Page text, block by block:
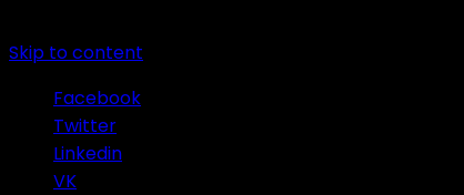
Skip to content
Facebook
Twitter
Linkedin
VK